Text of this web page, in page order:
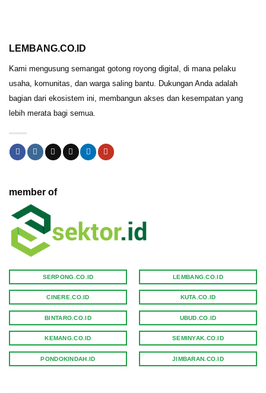
LEMBANG.CO.ID
Kami mengusung semangat gotong royong digital, di mana pelaku
usaha, komunitas, dan warga saling bantu. Dukungan Anda adalah
bagian dari ekosistem ini, membangun akses dan kesempatan yang
lebih merata bagi semua.
member of
SERPONG.CO.ID
CINERE.CO.ID
BINTARO.CO.ID
KEMANG.CO.ID
PONDOKINDAH.ID
LEMBANG.CO.ID
KUTA.CO.ID
UBUD.CO.ID
SEMINYAK.CO.ID
JIMBARAN.CO.ID